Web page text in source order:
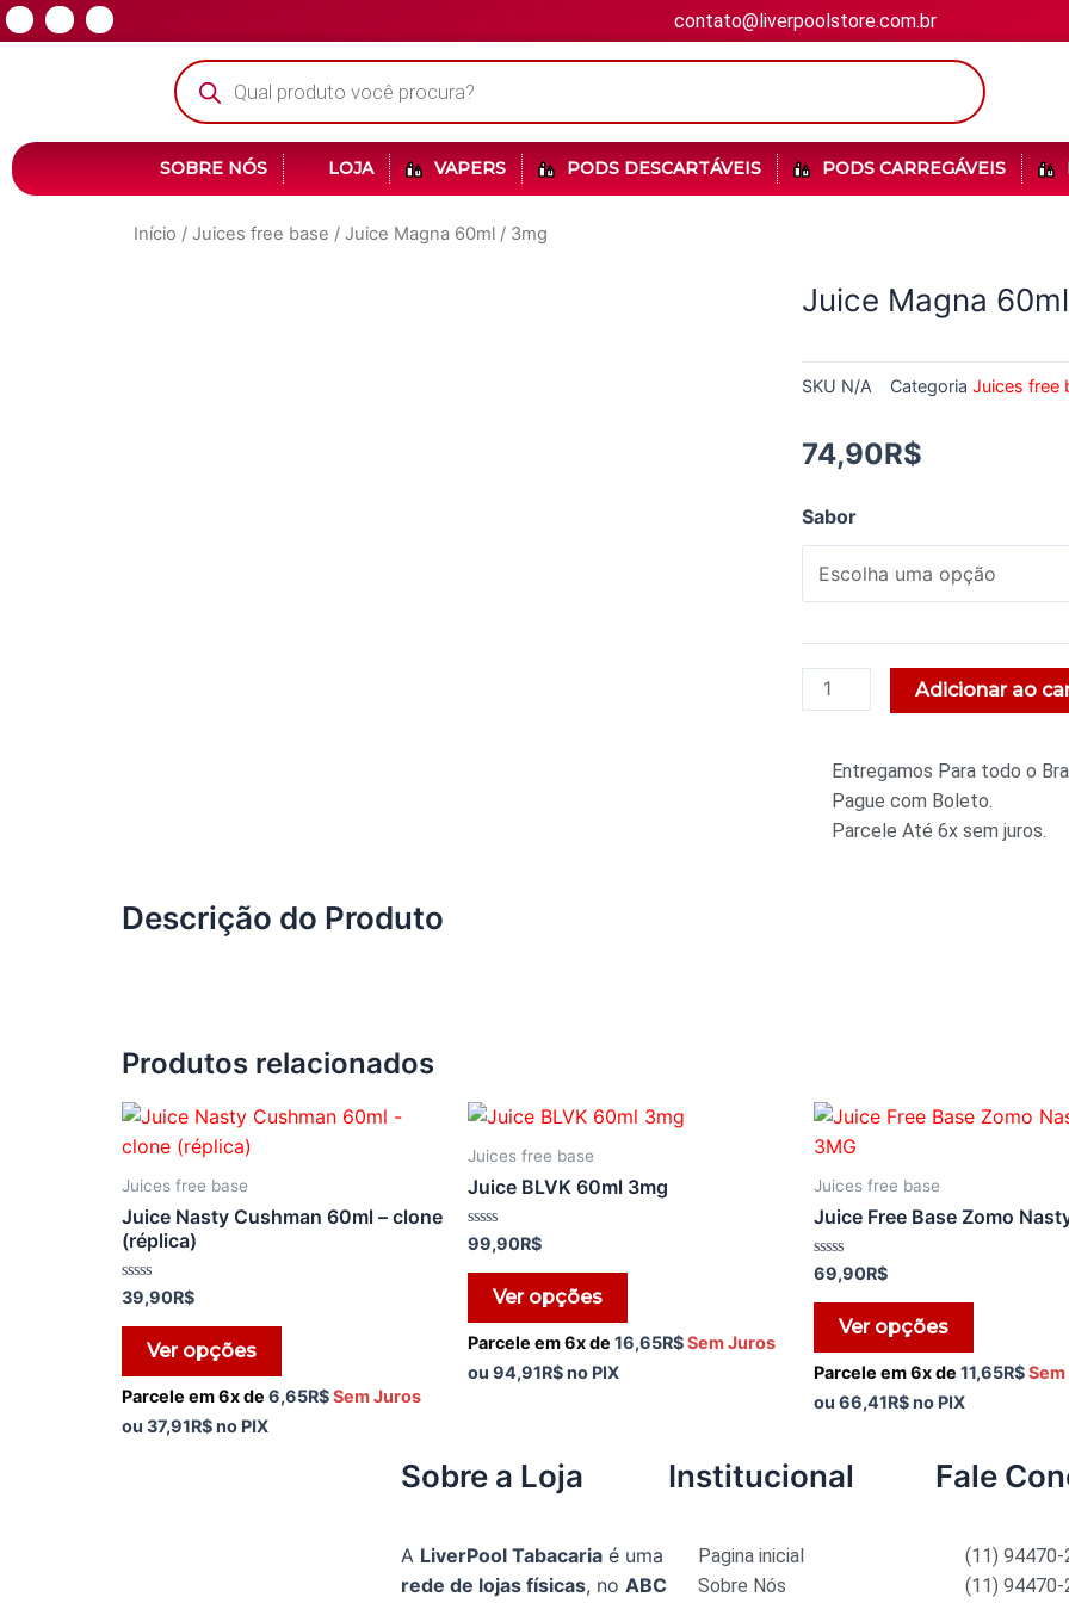
contato@liverpoolstore.com.br
SOBRE NÓS LOJA VAPERS PODS DESCARTÁVEIS PODS CARREGÁVEIS
Início / Juices free base / Juice Magna 60ml / 3mg
Juice Magna
SKU N/A Categoria Juices free
74,90R$
Sabor
Adicionar ao
Entregamos Para todo o
Pague com Boleto.
Parcele Até 6x sem juros.
Descrição do Produto
Produtos relacionados
Juices free base
Juice Nasty Cushman 60ml – clone
(réplica)
Avaliação
0
de
39,90R$
Ver opções
Parcele em 6x de 6,65R$Sem Juros
ou 37,91R$no PIX
Juices free base
Juice BLVK 60ml 3mg
Avaliação
0
de
99,90R$
Ver opções
Parcele em 6x de 16,65R$Sem Juros
ou 94,91R$no PIX
Juices free base
Juice Free Base Zomo
Avaliação
0
de
69,90R$
Ver opções
Parcele em 6x de 11,65R$
ou 66,41R$no PIX
Sobre a Loja
A LiverPool Tabacaria é uma
rede de lojas físicas, no ABC
Institucional
Pagina inicial
Sobre Nós
Fale
(11) 94470-
(11) 94470-